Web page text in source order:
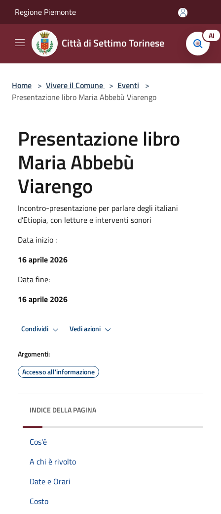
Regione Piemonte
Città di Settimo Torinese AI
Home > Vivere il Comune > Eventi >
Presentazione libro Maria Abbebù Viarengo
Presentazione libro
Maria Abbebù
Viarengo
Incontro-presentazione per parlare degli italiani
d’Etiopia, con letture e interventi sonori
Data inizio :
16 aprile 2026
Data fine:
16 aprile 2026
Condividi Vedi azioni
Argomenti:
Accesso all'informazione
INDICE DELLA PAGINA
Cos'è
A chi è rivolto
Date e Orari
Costo